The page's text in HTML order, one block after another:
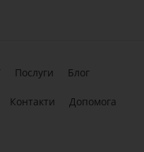
Послуги Блог
Контакти Допомога